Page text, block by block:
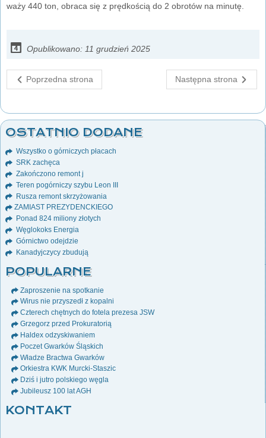
waży 440 ton, obraca się z prędkością do 2 obrotów na minutę.
Opublikowano: 11 grudzień 2025
Poprzedna strona Następna strona
OSTATNIO DODANE
Wszystko o górniczych płacach
SRK zachęca
Zakończono remont j
Teren pogórniczy szybu Leon III
Rusza remont skrzyżowania
ZAMIAST PREZYDENCKIEGO
Ponad 824 miliony złotych
Węglokoks Energia
Górnictwo odejdzie
Kanadyjczycy zbudują
POPULARNE
Zaproszenie na spotkanie
Wirus nie przyszedł z kopalni
Czterech chętnych do fotela prezesa JSW
Grzegorz przed Prokuratorią
Haldex odzyskiwaniem
Poczet Gwarków Śląskich
Władze Bractwa Gwarków
Orkiestra KWK Murcki-Staszic
Dziś i jutro polskiego węgla
Jubileusz 100 lat AGH
KONTAKT